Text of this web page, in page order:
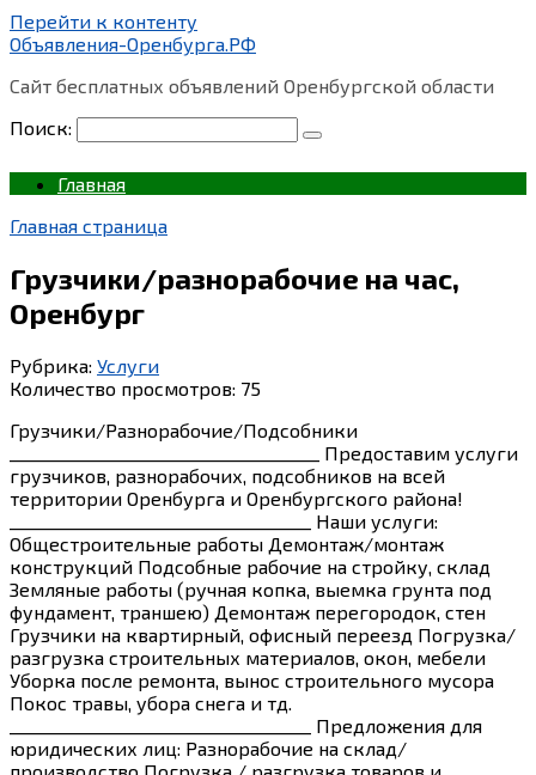
Перейти к контенту
Объявления-Оренбурга.РФ
Сайт бесплатных объявлений Оренбургской области
Поиск:
Главная
Главная страница
Грузчики/разнорабочие на час,
Оренбург
Рубрика: Услуги
Количество просмотров: 75
Грузчики/Разнорабочие/Подсобники
_____________________________________ Предоставим услуги
грузчиков, разнорабочих, подсобников на всей
территории Оренбурга и Оренбургского района!
____________________________________ Наши услуги:
Общестроительные работы Демонтаж/монтаж
конструкций Подсобные рабочие на стройку, склад
Земляные работы (ручная копка, выемка грунта под
фундамент, траншею) Демонтаж перегородок, стен
Грузчики на квартирный, офисный переезд Погрузка/
разгрузка строительных материалов, окон, мебели
Уборка после ремонта, вынос строительного мусора
Покос травы, убора снега и тд.
____________________________________ Предложения для
юридических лиц: Разнорабочие на склад/